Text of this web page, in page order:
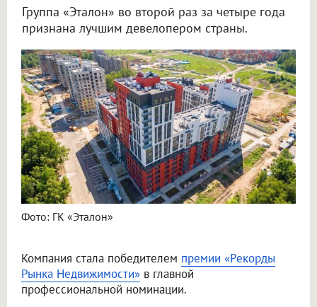
Группа «Эталон» во второй раз за четыре года
признана лучшим девелопером страны.
Фото: ГК «Эталон»
Компания стала победителем премии «Рекорды
Рынка Недвижимости» в главной
профессиональной номинации.